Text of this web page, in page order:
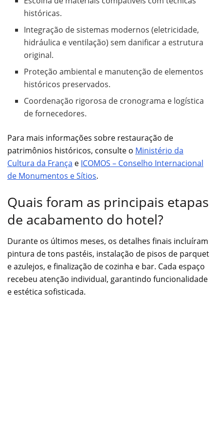
históricas.
Integração de sistemas modernos (eletricidade,
hidráulica e ventilação) sem danificar a estrutura
original.
Proteção ambiental e manutenção de elementos
históricos preservados.
Coordenação rigorosa de cronograma e logística
de fornecedores.
Para mais informações sobre restauração de
patrimônios históricos, consulte o Ministério da
Cultura da França e ICOMOS – Conselho Internacional
de Monumentos e Sítios.
Quais foram as principais etapas
de acabamento do hotel?
Durante os últimos meses, os detalhes finais incluíram
pintura de tons pastéis, instalação de pisos de parquet
e azulejos, e finalização de cozinha e bar. Cada espaço
recebeu atenção individual, garantindo funcionalidade
e estética sofisticada.